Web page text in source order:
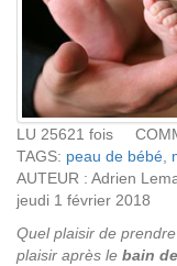
LU 25621 fois
TAGS: peau de bébé
AUTEUR : Adrien
jeudi 1 février 2018
Quel plaisir de
plaisir après le bain